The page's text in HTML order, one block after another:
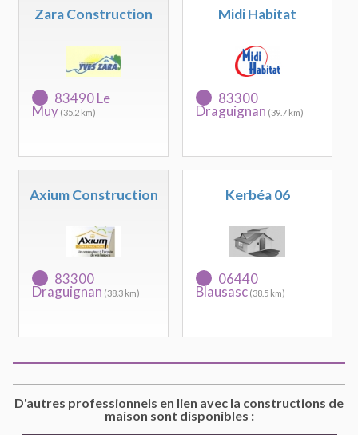
Zara Construction
83490 Le
Muy (35.2 km)
Midi Habitat
83300
Draguignan (39.7 km)
Axium Construction
83300
Draguignan (38.3 km)
Kerbéa 06
06440
Blausasc (38.5 km)
D'autres professionnels en lien avec la constructions de
maison sont disponibles :